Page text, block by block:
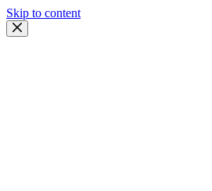
Skip to content